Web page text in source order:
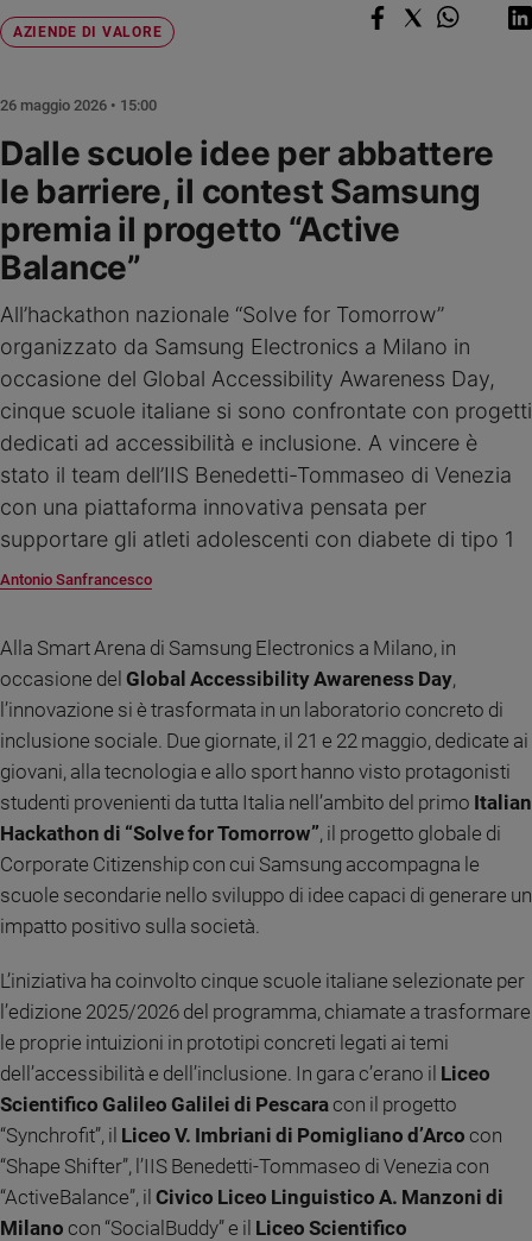
Chiesa
e
Devozione
e
fede
Parola
del
del
giorno
Società
e
valori
Ambiente
Diritti
Aziende
di
valore
Caso
della
e
inclusione
Cultura
e
spettacoli
Sanremo
Tv
e
streaming
AZIENDE DI VALORE
Dalle scuole idee per abbattere
le barriere, il contest Samsung
premia il progetto “Active
Balance”
All’hackathon nazionale “Solve for Tomorrow”
organizzato da Samsung Electronics a Milano in
occasione del Global Accessibility Awareness Day,
cinque scuole italiane si sono confrontate con progetti
dedicati ad accessibilità e inclusione. A vincere è
stato il team dell’IIS Benedetti-Tommaseo di Venezia
con una piattaforma innovativa pensata per
supportare gli atleti adolescenti con diabete di tipo 1
Antonio Sanfrancesco
26 maggio 2026 • 15:00
Alla Smart Arena di Samsung Electronics a Milano, in
occasione del Global Accessibility Awareness Day,
l’innovazione si è trasformata in un laboratorio concreto di
inclusione sociale. Due giornate, il 21 e 22 maggio, dedicate ai
giovani, alla tecnologia e allo sport hanno visto protagonisti
studenti provenienti da tutta Italia nell’ambito del primo Italian
Hackathon di “Solve for Tomorrow”, il progetto globale di
Corporate Citizenship con cui Samsung accompagna le
scuole secondarie nello sviluppo di idee capaci di generare un
impatto positivo sulla società.
L’iniziativa ha coinvolto cinque scuole italiane selezionate per
l’edizione 2025/2026 del programma, chiamate a trasformare
le proprie intuizioni in prototipi concreti legati ai temi
dell’accessibilità e dell’inclusione. In gara c’erano il Liceo
Scientifico Galileo Galilei di Pescaracon il progetto
“Synchrofit”, il Liceo V. Imbriani di Pomigliano d’Arco con
“Shape Shifter”, l’IIS Benedetti-Tommaseo di Venezia con
“ActiveBalance”, il Civico Liceo Linguistico A. Manzoni di
Milano con “SocialBuddy” e il Liceo Scientifico